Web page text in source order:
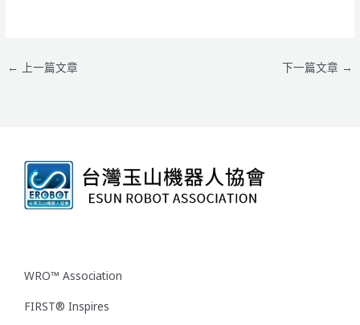
← 上一篇文章 下一篇文章 →
WRO™ Association
FIRST® Inspires